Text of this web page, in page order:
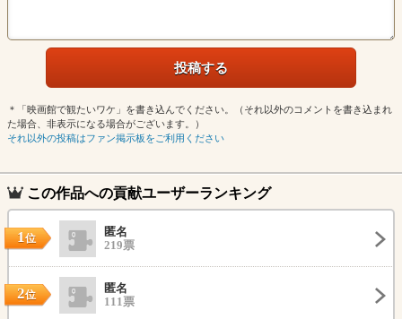
＊「映画館で観たいワケ」を書き込んでください。（それ以外のコメントを書き込まれ
た場合、非表示になる場合がございます。）
それ以外の投稿はファン掲示板をご利用ください
この作品への貢献ユーザーランキング
1位
匿名
219票
2位
匿名
111票